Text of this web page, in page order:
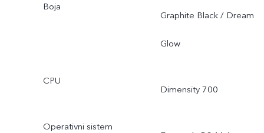
Boja
Graphite Black / Dream
Glow
CPU
Dimensity 700
Operativni sistem